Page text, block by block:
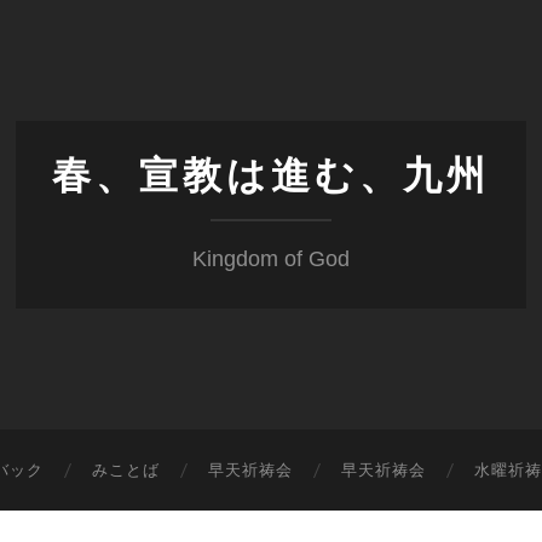
春、宣教は進む、九州
Kingdom of God
ック みことば 早天祈祷会 早天祈祷会 水曜祈